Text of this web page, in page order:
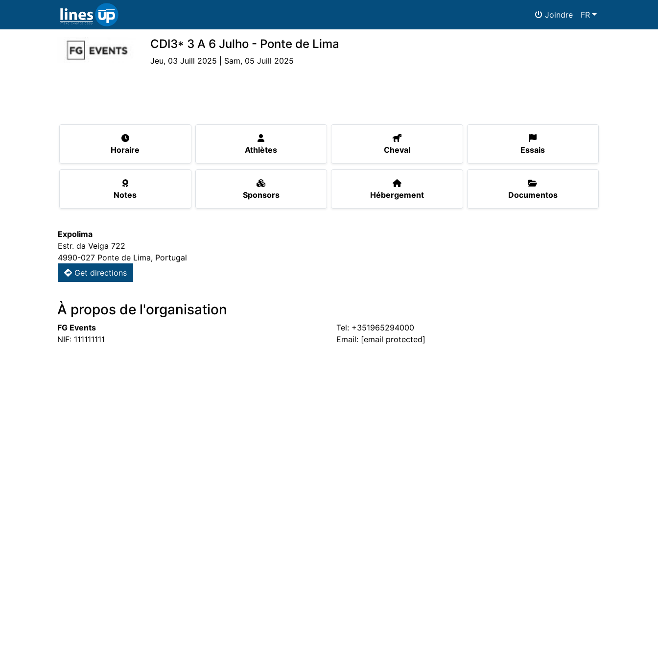
Joindre FR
CDI3* 3 A 6 Julho - Ponte de Lima
Jeu, 03 Juill 2025 | Sam, 05 Juill 2025
Horaire Athlètes Cheval Essais
Notes Sponsors Hébergement Documentos
Expolima
Estr. da Veiga 722
4990-027 Ponte de Lima, Portugal
Get directions
À propos de l'organisation
FG Events
NIF: 111111111
Tel: +351965294000
Email: [email protected]